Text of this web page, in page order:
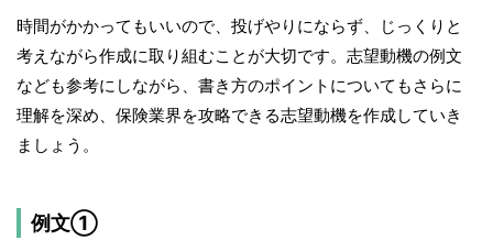
時間がかかってもいいので、投げやりにならず、じっくりと
考えながら作成に取り組むことが大切です。志望動機の例文
なども参考にしながら、書き方のポイントについてもさらに
理解を深め、保険業界を攻略できる志望動機を作成していき
ましょう。
例文①